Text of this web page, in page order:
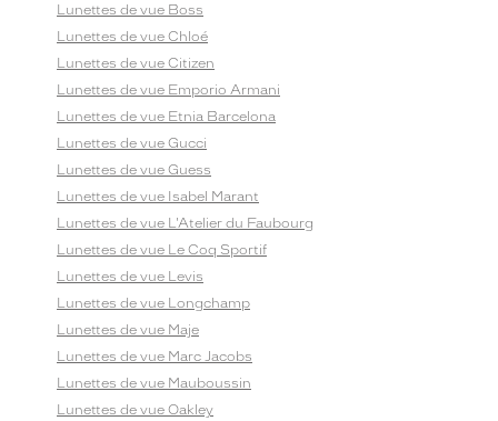
Lunettes de vue Boss
Lunettes de vue Chloé
Lunettes de vue Citizen
Lunettes de vue Emporio Armani
Lunettes de vue Etnia Barcelona
Lunettes de vue Gucci
Lunettes de vue Guess
Lunettes de vue Isabel Marant
Lunettes de vue L'Atelier du Faubourg
Lunettes de vue Le Coq Sportif
Lunettes de vue Levis
Lunettes de vue Longchamp
Lunettes de vue Maje
Lunettes de vue Marc Jacobs
Lunettes de vue Mauboussin
Lunettes de vue Oakley